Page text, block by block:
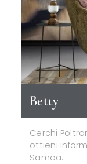
Betty
Cerchi
ottieni
Samoa.